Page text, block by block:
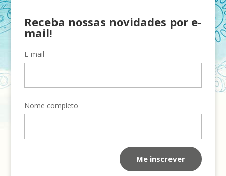
Receba nossas novidades por e-
mail!
E-mail
Nome completo